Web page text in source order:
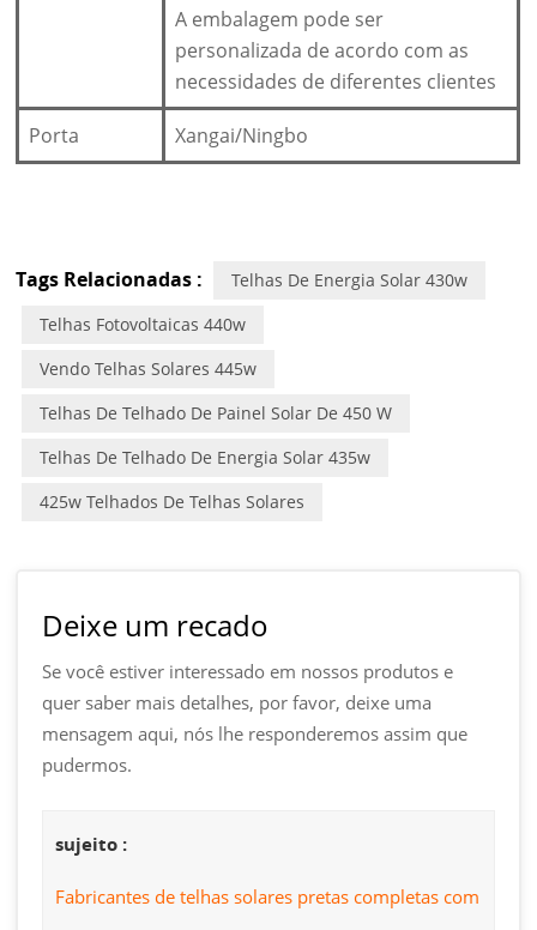
A embalagem pode ser
personalizada de acordo com as
necessidades de diferentes clientes
Porta Xangai/Ningbo
Tags Relacionadas :
Telhas De Energia Solar 430w
Telhas Fotovoltaicas 440w
Vendo Telhas Solares 445w
Telhas De Telhado De Painel Solar De 450 W
Telhas De Telhado De Energia Solar 435w
425w Telhados De Telhas Solares
Deixe um recado
Se você estiver interessado em nossos produtos e
quer saber mais detalhes, por favor, deixe uma
mensagem aqui, nós lhe responderemos assim que
pudermos.
sujeito :
Fabricantes de telhas solares pretas completas com